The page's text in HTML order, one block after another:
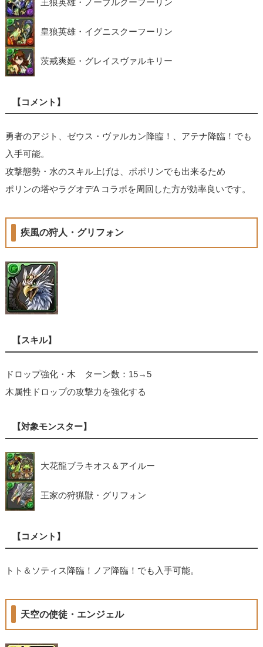
皇狼英雄・イグニスクーフーリン
茨戒爽姫・グレイスヴァルキリー
【コメント】
勇者のアジト、ゼウス・ヴァルカン降臨！、アテナ降臨！でも
入手可能。
攻撃態勢・水のスキル上げは、ポポリンでも出来るため
ポリンの塔やラグオデA コラボを周回した方が効率良いです。
疾風の狩人・グリフォン
【スキル】
ドロップ強化・木 ターン数：15→5
木属性ドロップの攻撃力を強化する
【対象モンスター】
大花龍ブラキオス＆アイルー
王家の狩猟獣・グリフォン
【コメント】
トト＆ソティス降臨！ノア降臨！でも入手可能。
天空の使徒・エンジェル